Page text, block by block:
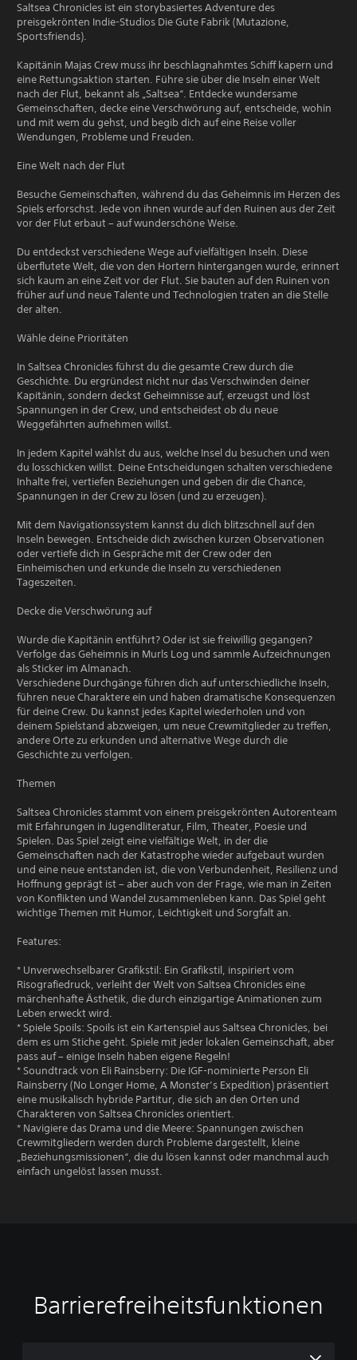
Saltsea Chronicles ist ein storybasiertes Adventure des
preisgekrönten Indie-Studios Die Gute Fabrik (Mutazione,
Sportsfriends).
Kapitänin Majas Crew muss ihr beschlagnahmtes Schiff kapern und
eine Rettungsaktion starten. Führe sie über die Inseln einer Welt
nach der Flut, bekannt als „Saltsea“. Entdecke wundersame
Gemeinschaften, decke eine Verschwörung auf, entscheide, wohin
und mit wem du gehst, und begib dich auf eine Reise voller
Wendungen, Probleme und Freuden.
Eine Welt nach der Flut
Besuche Gemeinschaften, während du das Geheimnis im Herzen des
Spiels erforschst. Jede von ihnen wurde auf den Ruinen aus der Zeit
vor der Flut erbaut – auf wunderschöne Weise.
Du entdeckst verschiedene Wege auf vielfältigen Inseln. Diese
überflutete Welt, die von den Hortern hintergangen wurde, erinnert
sich kaum an eine Zeit vor der Flut. Sie bauten auf den Ruinen von
früher auf und neue Talente und Technologien traten an die Stelle
der alten.
Wähle deine Prioritäten
In Saltsea Chronicles führst du die gesamte Crew durch die
Geschichte. Du ergründest nicht nur das Verschwinden deiner
Kapitänin, sondern deckst Geheimnisse auf, erzeugst und löst
Spannungen in der Crew, und entscheidest ob du neue
Weggefährten aufnehmen willst.
In jedem Kapitel wählst du aus, welche Insel du besuchen und wen
du losschicken willst. Deine Entscheidungen schalten verschiedene
Inhalte frei, vertiefen Beziehungen und geben dir die Chance,
Spannungen in der Crew zu lösen (und zu erzeugen).
Mit dem Navigationssystem kannst du dich blitzschnell auf den
Inseln bewegen. Entscheide dich zwischen kurzen Observationen
oder vertiefe dich in Gespräche mit der Crew oder den
Einheimischen und erkunde die Inseln zu verschiedenen
Tageszeiten.
Decke die Verschwörung auf
Wurde die Kapitänin entführt? Oder ist sie freiwillig gegangen?
Verfolge das Geheimnis in Murls Log und sammle Aufzeichnungen
als Sticker im Almanach.
Verschiedene Durchgänge führen dich auf unterschiedliche Inseln,
führen neue Charaktere ein und haben dramatische Konsequenzen
für deine Crew. Du kannst jedes Kapitel wiederholen und von
deinem Spielstand abzweigen, um neue Crewmitglieder zu treffen,
andere Orte zu erkunden und alternative Wege durch die
Geschichte zu verfolgen.
Themen
Saltsea Chronicles stammt von einem preisgekrönten Autorenteam
mit Erfahrungen in Jugendliteratur, Film, Theater, Poesie und
Spielen. Das Spiel zeigt eine vielfältige Welt, in der die
Gemeinschaften nach der Katastrophe wieder aufgebaut wurden
und eine neue entstanden ist, die von Verbundenheit, Resilienz und
Hoffnung geprägt ist – aber auch von der Frage, wie man in Zeiten
von Konflikten und Wandel zusammenleben kann. Das Spiel geht
wichtige Themen mit Humor, Leichtigkeit und Sorgfalt an.
Features:
* Unverwechselbarer Grafikstil: Ein Grafikstil, inspiriert vom
Risografiedruck, verleiht der Welt von Saltsea Chronicles eine
märchenhafte Ästhetik, die durch einzigartige Animationen zum
Leben erweckt wird.
* Spiele Spoils: Spoils ist ein Kartenspiel aus Saltsea Chronicles, bei
dem es um Stiche geht. Spiele mit jeder lokalen Gemeinschaft, aber
pass auf – einige Inseln haben eigene Regeln!
* Soundtrack von Eli Rainsberry: Die IGF-nominierte Person Eli
Rainsberry (No Longer Home, A Monster’s Expedition) präsentiert
eine musikalisch hybride Partitur, die sich an den Orten und
Charakteren von Saltsea Chronicles orientiert.
* Navigiere das Drama und die Meere: Spannungen zwischen
Crewmitgliedern werden durch Probleme dargestellt, kleine
„Beziehungsmissionen“, die du lösen kannst oder manchmal auch
einfach ungelöst lassen musst.
Barrierefreiheitsfunktionen
G
r
L
a
S
p
A
n
S
p